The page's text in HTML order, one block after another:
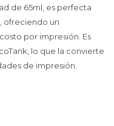
de 65ml, es perfecta
ofreciendo un
por impresión. Es
lo que la convierte
de impresión.